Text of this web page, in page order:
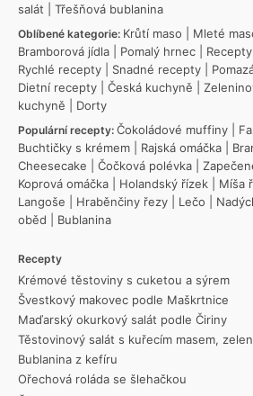
salát
Třešňová bublanina
Oblíbené kategorie: Krůtí maso Mleté
Bramborová jídla
Pomalý hrnec
Rychlé recepty
Snadné recepty
Dietní recepty
Česká kuchyně
kuchyně
Dorty
Populární recepty: Čokoládové muffiny
Buchtičky s krémem
Rajská omáčka
Cheesecake
Čočková polévka
Koprová omáčka
Holandský řízek Míša
Langoše
Hraběnčiny řezy Lečo
oběd
Bublanina
Recepty
Krémové těstoviny s cuketou a sýrem
Švestkový makovec podle Maškrtnice
Maďarský okurkový salát podle Čiriny
Těstovinový salát s kuřecím masem,
Bublanina z kefíru
Ořechová roláda se šlehačkou